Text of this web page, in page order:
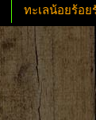
ทะเลน้อยร้อย